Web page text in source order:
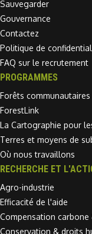
Sauvegarder
Gouvernance
Contactez
Politique de
FAQ sur le recrutement
PROGRAMMES
Forêts communautaires
ForestLink
La Cartographie pour
Terres et moyens de
Où nous travaillons
RECHERCHE ET
Agro-industrie
Efficacité de l'aide
Compensation carbone
Conservation & droits